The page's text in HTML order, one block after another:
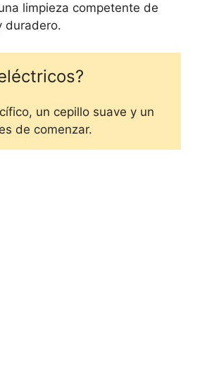
limpieza competente de
duradero.
un cepillo suave y un
de comenzar.